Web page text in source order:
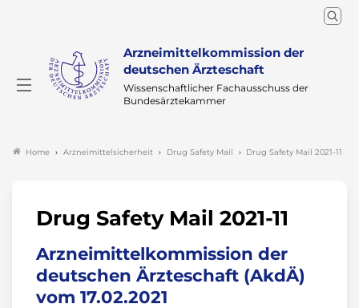
Arzneimittelkommission der
deutschen Ärzteschaft
Wissenschaftlicher Fachausschuss der
Bundesärztekammer
Home Arzneimittelsicherheit Drug Safety Mail Drug Safety Mail 2021-11
Drug Safety Mail 2021-11
Arzneimittelkommission der
deutschen Ärzteschaft (AkdÄ)
vom 17.02.2021